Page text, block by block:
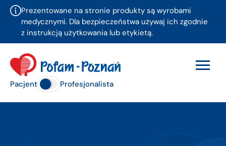
Prezentowane na stronie produkty są wyrobami
medycznymi. Dla bezpieczeństwa używaj ich zgodnie
z instrukcją użytkowania lub etykietą.
Pacjent Profesjonalista